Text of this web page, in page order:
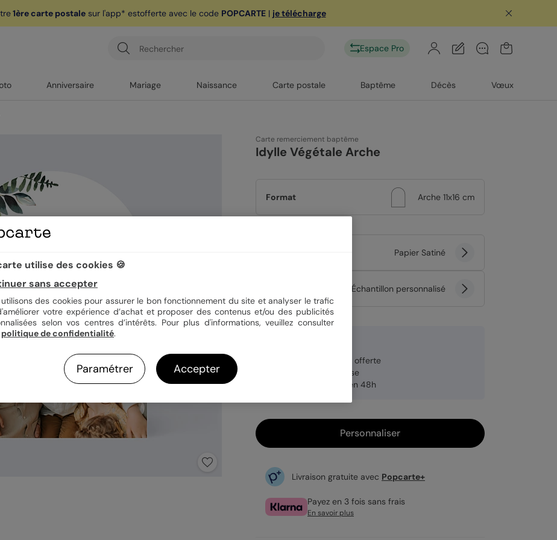
1ère carte postalesur l'app* estofferte avec le code POPCARTE| je télécharge
Espace Pro
Anniversaire Mariage Naissance Carte postale Baptême Décès Vœux
Carte remerciement baptême
Idylle Végétale Arche
Format Arche 11x16 cm
Papier Satiné
Échantillon personnalisé
Enveloppe blanche offerte
Fabrication française
Expédition rapide en 48h
Personnaliser
Livraison gratuite avec Popcarte+
Payez en 3 fois sans frais
En savoir plus
utilise des cookies 🍪
sans accepter
utilisons des cookies pour assurer le bon fonctionnement du site et analyser le trafic
votre expérience d’achat et proposer des contenus et/ou des publicités
selon vos centres d’intérêts. Pour plus d'informations, veuillez consulter
politique de confidentialité.
Paramétrer Accepter